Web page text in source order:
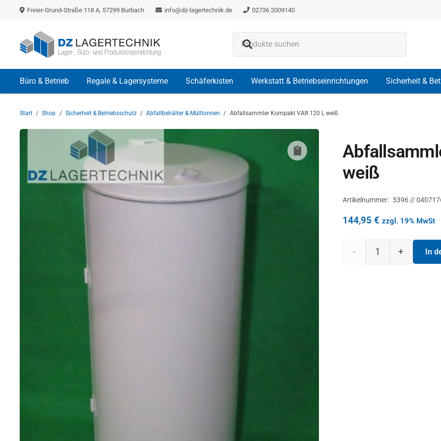
Freier-Grund-Straße 118 A, 57299 Burbach info@dz-lagertechnik.de 02736 2009140
Büro & Betrieb Regale & Lagersysteme Schäferkisten Werkstatt & Betriebseinrichtungen Sicherheit &
Start / Shop / Sicherheit & Betriebsschutz / Abfallbehälter & Mülltonnen / Abfallsammler Kompakt VAR 120 L weiß
weiß
Artikelnummer: 5396 //
144,95 € zzgl. 19% MwSt
Abfallsammler In